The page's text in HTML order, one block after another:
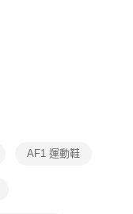
轉至「AFTEE先享後付」
連結，可透過四大超商／
完成。
面顯示為準，若有關於
聯繫「AFTEE先享後付
support/home
先享後付」服務完成之交
AF1 運動鞋